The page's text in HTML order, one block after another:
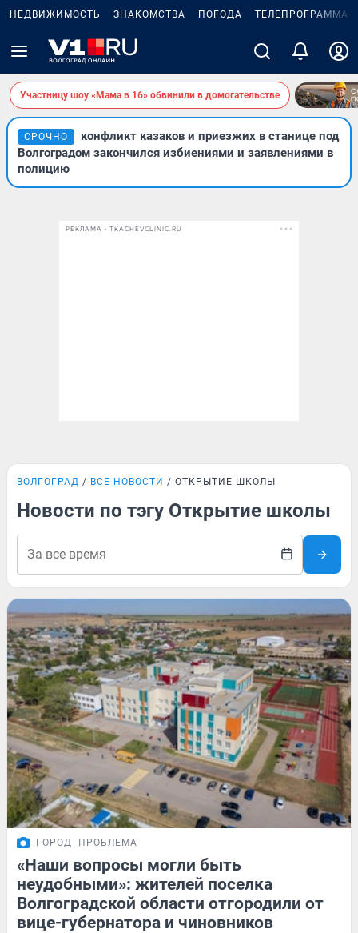
НЕДВИЖИМОСТЬ ЗНАКОМСТВА ПОГОДА ТЕЛЕПРОГРАММА
Участницу шоу «Мама в 16» обвинили в домогательстве
СРОЧНО
конфликт казаков и приезжих в станице под
Волгоградом закончился избиениями и заявлениями в
полицию
РЕКЛАМА • TKACHEVCLINIC.RU
ВОЛГОГРАД ВСЕ НОВОСТИ ОТКРЫТИЕ ШКОЛЫ
Новости по тэгу Открытие школы
ГОРОД ПРОБЛЕМА
«Наши вопросы могли быть
неудобными»: жителей поселка
Волгоградской области отгородили от
вице-губернатора и чиновников